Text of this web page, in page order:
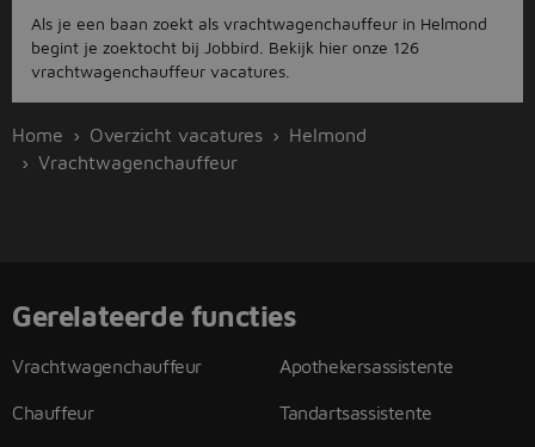
Als je een baan zoekt als vrachtwagenchauffeur in Helmond
begint je zoektocht bij Jobbird. Bekijk hier onze 126
vrachtwagenchauffeur vacatures.
Home Overzicht vacatures
Helmond
Vrachtwagenchauffeur
Gerelateerde functies
Vrachtwagenchauffeur
Chauffeur
Apothekersassistente
Tandartsassistente